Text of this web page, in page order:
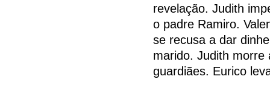
revelação. Judith
o padre Ramiro.
se recusa a dar
marido. Judith morre
guardiães. Eurico